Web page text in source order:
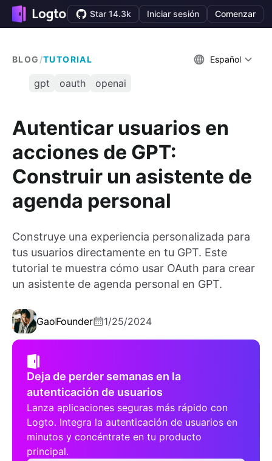
Star 14.3k Iniciar sesión Comenzar
BLOG /TUTORIAL Español
gpt oauth openai
Autenticar usuarios en
acciones de GPT:
Construir un asistente de
agenda personal
Construye una experiencia personalizada para
tus usuarios directamente en tu GPT. Este
tutorial te muestra cómo usar OAuth para crear
un asistente de agenda personal en GPT.
GaoFounder 1/25/2024
Deja de perder semanas en la
autenticación de usuarios
Lanza aplicaciones seguras más rápido con
Logto. Integra la autenticación de usuarios en
minutos y concéntrate en tu producto
principal.